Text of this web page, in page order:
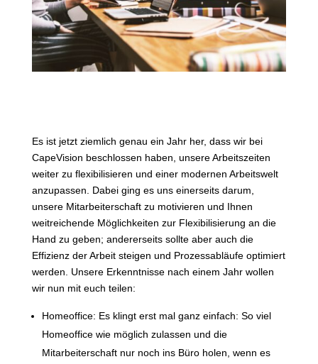
Es ist jetzt ziemlich genau ein Jahr her, dass wir bei
CapeVision beschlossen haben, unsere Arbeitszeiten
weiter zu flexibilisieren und einer modernen Arbeitswelt
anzupassen. Dabei ging es uns einerseits darum,
unsere Mitarbeiterschaft zu motivieren und Ihnen
weitreichende Möglichkeiten zur Flexibilisierung an die
Hand zu geben; andererseits sollte aber auch die
Effizienz der Arbeit steigen und Prozessabläufe optimiert
werden. Unsere Erkenntnisse nach einem Jahr wollen
wir nun mit euch teilen:
Homeoffice: Es klingt erst mal ganz einfach: So viel
Homeoffice wie möglich zulassen und die
Mitarbeiterschaft nur noch ins Büro holen, wenn es